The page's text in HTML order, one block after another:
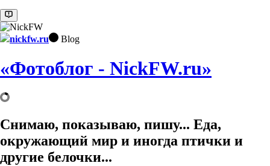
nickfw.ru Blog
«Фотоблог - NickFW.ru»
Снимаю, показываю, пишу... Еда,
окружающий мир и иногда птички и
другие белочки...